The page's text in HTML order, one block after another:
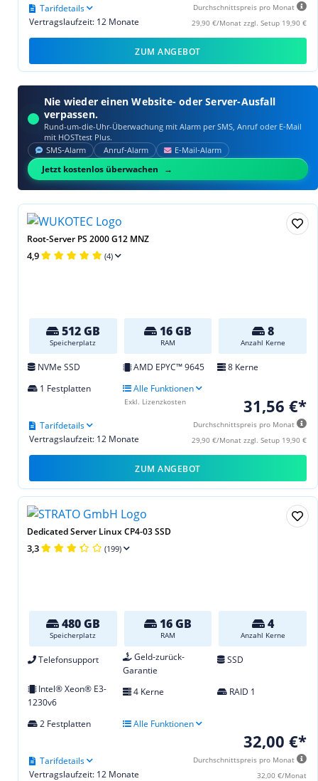
Durchschnittspreis pro Monat
29,90 €/Monat zzgl. Setup 19,90 €
Vertragslaufzeit: 12 Monate
Tarifdetails
ZUM ANGEBOT
Nie wieder einen Website- oder Server-Ausfall
verpassen.
Rund-um-die-Uhr-Überwachung mit Alarm per SMS, Anruf oder E‑Mail
mit HOSTtest Plus.
SMS‑Alarm Anruf‑Alarm E‑Mail‑Alarm
Jetzt kostenlos überwachen
Root-Server PS 2000 G12 MNZ
4,9 (4)
512 GB
Speicherplatz
16 GB
RAM
8
Anzahl Kerne
NVMe SSD AMD EPYC™ 9645
8 Kerne
1 Festplatten
Alle Funktionen
31,56 €*
Durchschnittspreis pro Monat
29,90 €/Monat zzgl. Setup 19,90 €
Vertragslaufzeit: 12 Monate
Tarifdetails
Exkl. Lizenzkosten
ZUM ANGEBOT
Dedicated Server Linux CP4-03 SSD
3,3 (199)
480 GB
Speicherplatz
16 GB
RAM
4
Anzahl Kerne
Telefonsupport
Geld-zurück-
Garantie
SSD
Intel® Xeon® E3-
1230v6
4 Kerne RAID 1
2 Festplatten Alle Funktionen
32,00 €*
Durchschnittspreis pro Monat
32,00 €/Monat
Vertragslaufzeit: 12 Monate
Tarifdetails